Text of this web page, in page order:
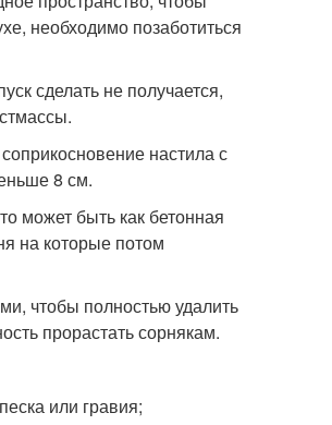
необходимо позаботиться
сделать не получается,
настила с
8 см.
может быть как бетонная
на которые потом
чтобы полностью удалить
прорастать сорнякам.
или гравия;